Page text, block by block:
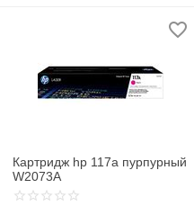
Картридж hp 117a пурпурный
W2073A